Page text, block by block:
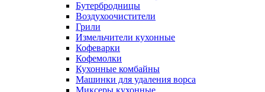
Бутербродницы
Воздухоочистители
Грили
Измельчители кухонные
Кофеварки
Кофемолки
Кухонные комбайны
Машинки для удаления ворса
Миксеры кухонные